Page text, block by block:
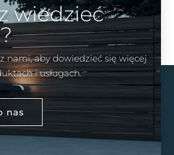
wiedzieć
nami, aby dowiedzieć się więcej
i usługach.
nas